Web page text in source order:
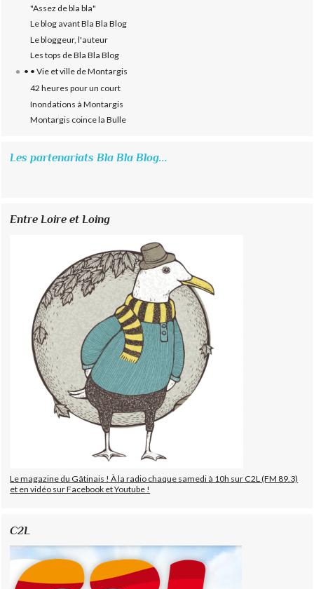
"Assez de bla bla"
Le blog avant Bla Bla Blog
Le bloggeur, l'auteur
Les tops de Bla Bla Blog
• • Vie et ville de Montargis
42 heures pour un court
Inondations à Montargis
Montargis coince la Bulle
Les partenariats Bla Bla Blog...
Entre Loire et Loing
Le magazine du Gâtinais ! À la radio chaque samedi à 10h sur C2L (FM 89.3)
et en vidéo sur Facebook et Youtube !
C2L